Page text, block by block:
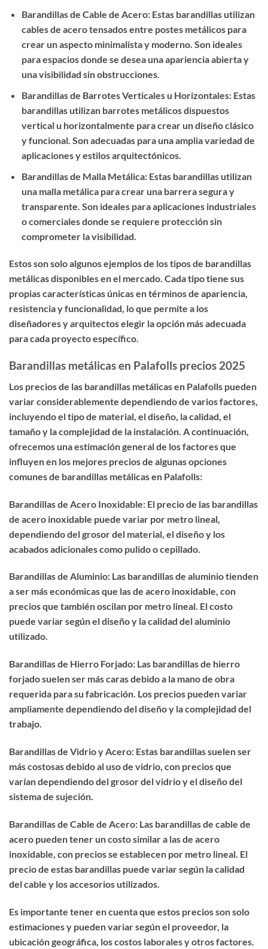
Barandillas de Cable de Acero: Estas barandillas utilizan
cables de acero tensados entre postes metálicos para
crear un aspecto minimalista y moderno. Son ideales
para espacios donde se desea una apariencia abierta y
una visibilidad sin obstrucciones.
Barandillas de Barrotes Verticales u Horizontales: Estas
barandillas utilizan barrotes metálicos dispuestos
vertical u horizontalmente para crear un diseño clásico
y funcional. Son adecuadas para una amplia variedad de
aplicaciones y estilos arquitectónicos.
Barandillas de Malla Metálica: Estas barandillas utilizan
una malla metálica para crear una barrera segura y
transparente. Son ideales para aplicaciones industriales
o comerciales donde se requiere protección sin
comprometer la visibilidad.
Estos son solo algunos ejemplos de los tipos de barandillas
metálicas disponibles en el mercado. Cada tipo tiene sus
propias características únicas en términos de apariencia,
resistencia y funcionalidad, lo que permite a los
diseñadores y arquitectos elegir la opción más adecuada
para cada proyecto específico.
Barandillas metálicas en Palafolls precios 2025
Los precios de las barandillas metálicas en Palafolls pueden
variar considerablemente dependiendo de varios factores,
incluyendo el tipo de material, el diseño, la calidad, el
tamaño y la complejidad de la instalación. A continuación,
ofrecemos una estimación general de los factores que
influyen en los mejores precios de algunas opciones
comunes de barandillas metálicas en Palafolls:
Barandillas de Acero Inoxidable: El precio de las barandillas
de acero inoxidable puede variar por metro lineal,
dependiendo del grosor del material, el diseño y los
acabados adicionales como pulido o cepillado.
Barandillas de Aluminio: Las barandillas de aluminio tienden
a ser más económicas que las de acero inoxidable, con
precios que también oscilan por metro lineal. El costo
puede variar según el diseño y la calidad del aluminio
utilizado.
Barandillas de Hierro Forjado: Las barandillas de hierro
forjado suelen ser más caras debido a la mano de obra
requerida para su fabricación. Los precios pueden variar
ampliamente dependiendo del diseño y la complejidad del
trabajo.
Barandillas de Vidrio y Acero: Estas barandillas suelen ser
más costosas debido al uso de vidrio, con precios que
varían dependiendo del grosor del vidrio y el diseño del
sistema de sujeción.
Barandillas de Cable de Acero: Las barandillas de cable de
acero pueden tener un costo similar a las de acero
inoxidable, con precios se establecen por metro lineal. El
precio de estas barandillas puede variar según la calidad
del cable y los accesorios utilizados.
Es importante tener en cuenta que estos precios son solo
estimaciones y pueden variar según el proveedor, la
ubicación geográfica, los costos laborales y otros factores.